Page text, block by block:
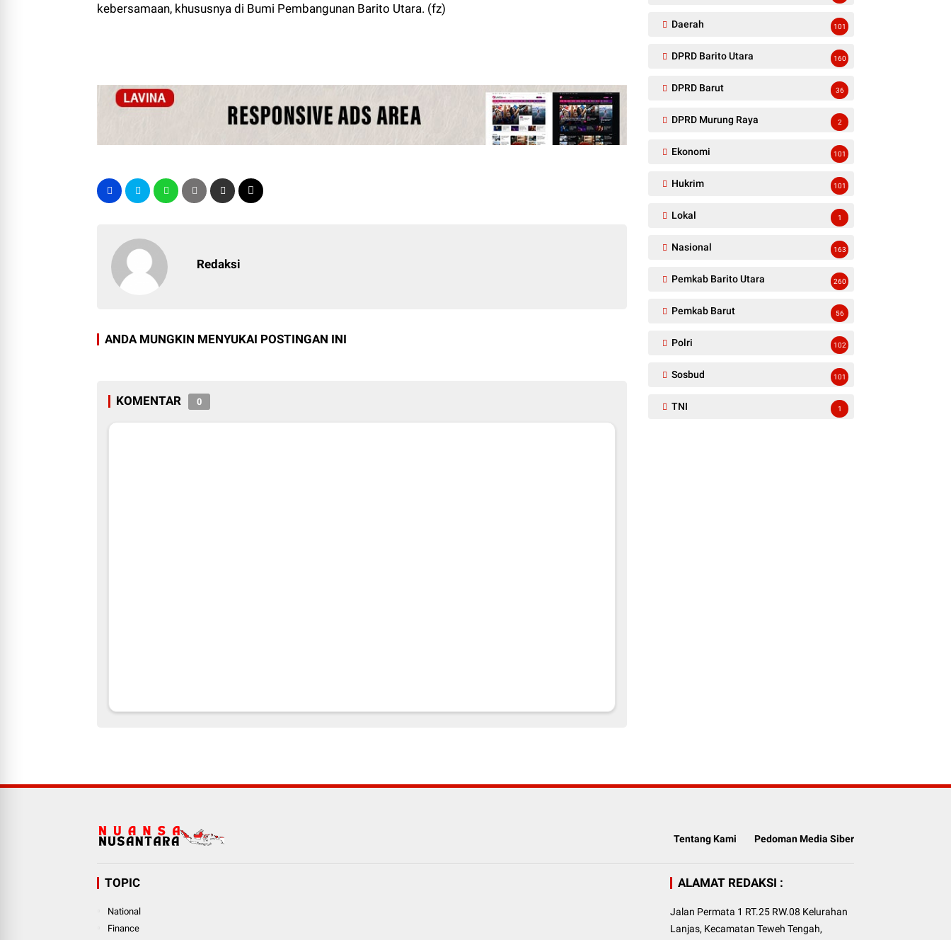
kebersamaan, khususnya di Bumi Pembangunan Barito Utara. (fz)
Redaksi
ANDA MUNGKIN MENYUKAI POSTINGAN INI
KOMENTAR 0
Daerah 101
DPRD Barito Utara 160
DPRD Barut 36
DPRD Murung Raya 2
Ekonomi 101
Hukrim 101
Lokal 1
Nasional 163
Pemkab Barito Utara 260
Pemkab Barut 56
Polri 102
Sosbud 101
TNI 1
Tentang Kami Pedoman Media Siber
TOPIC
National
Finance
ALAMAT REDAKSI :
Jalan Permata 1 RT.25 RW.08 Kelurahan
Lanjas, Kecamatan Teweh Tengah,